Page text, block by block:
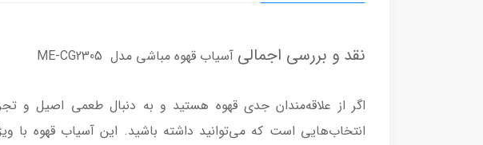
نقد و بررسی اجمالی آسیاب قهوه مباشی مدل ME-CG2305
انتخاب‌هایی است که می‌توانید داشته باشید. این آسیاب قهوه با